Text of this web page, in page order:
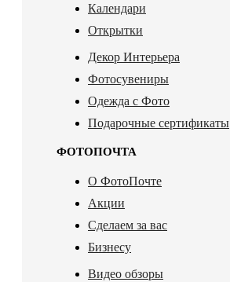
Календари
Открытки
Декор Интерьера
Фотосувениры
Одежда с Фото
Подарочные сертификаты
ФОТОПОЧТА
О ФотоПочте
Акции
Сделаем за вас
Бизнесу
Видео обзоры